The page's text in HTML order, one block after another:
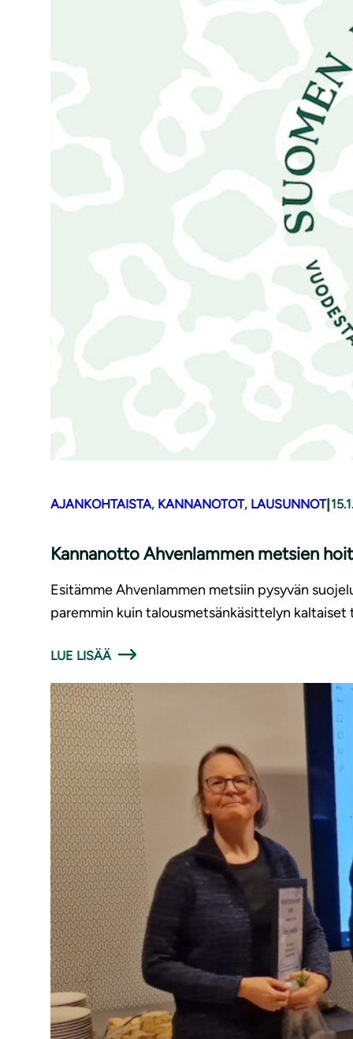
AJANKOHTAISTA, KANNANOTOT, LAUSUNNOT|
Kannanotto Ahvenlammen metsien
Esitämme Ahvenlammen metsiin pysyvän
paremmin kuin talousmetsänkäsittelyn kaltaiset
LUE LISÄÄ